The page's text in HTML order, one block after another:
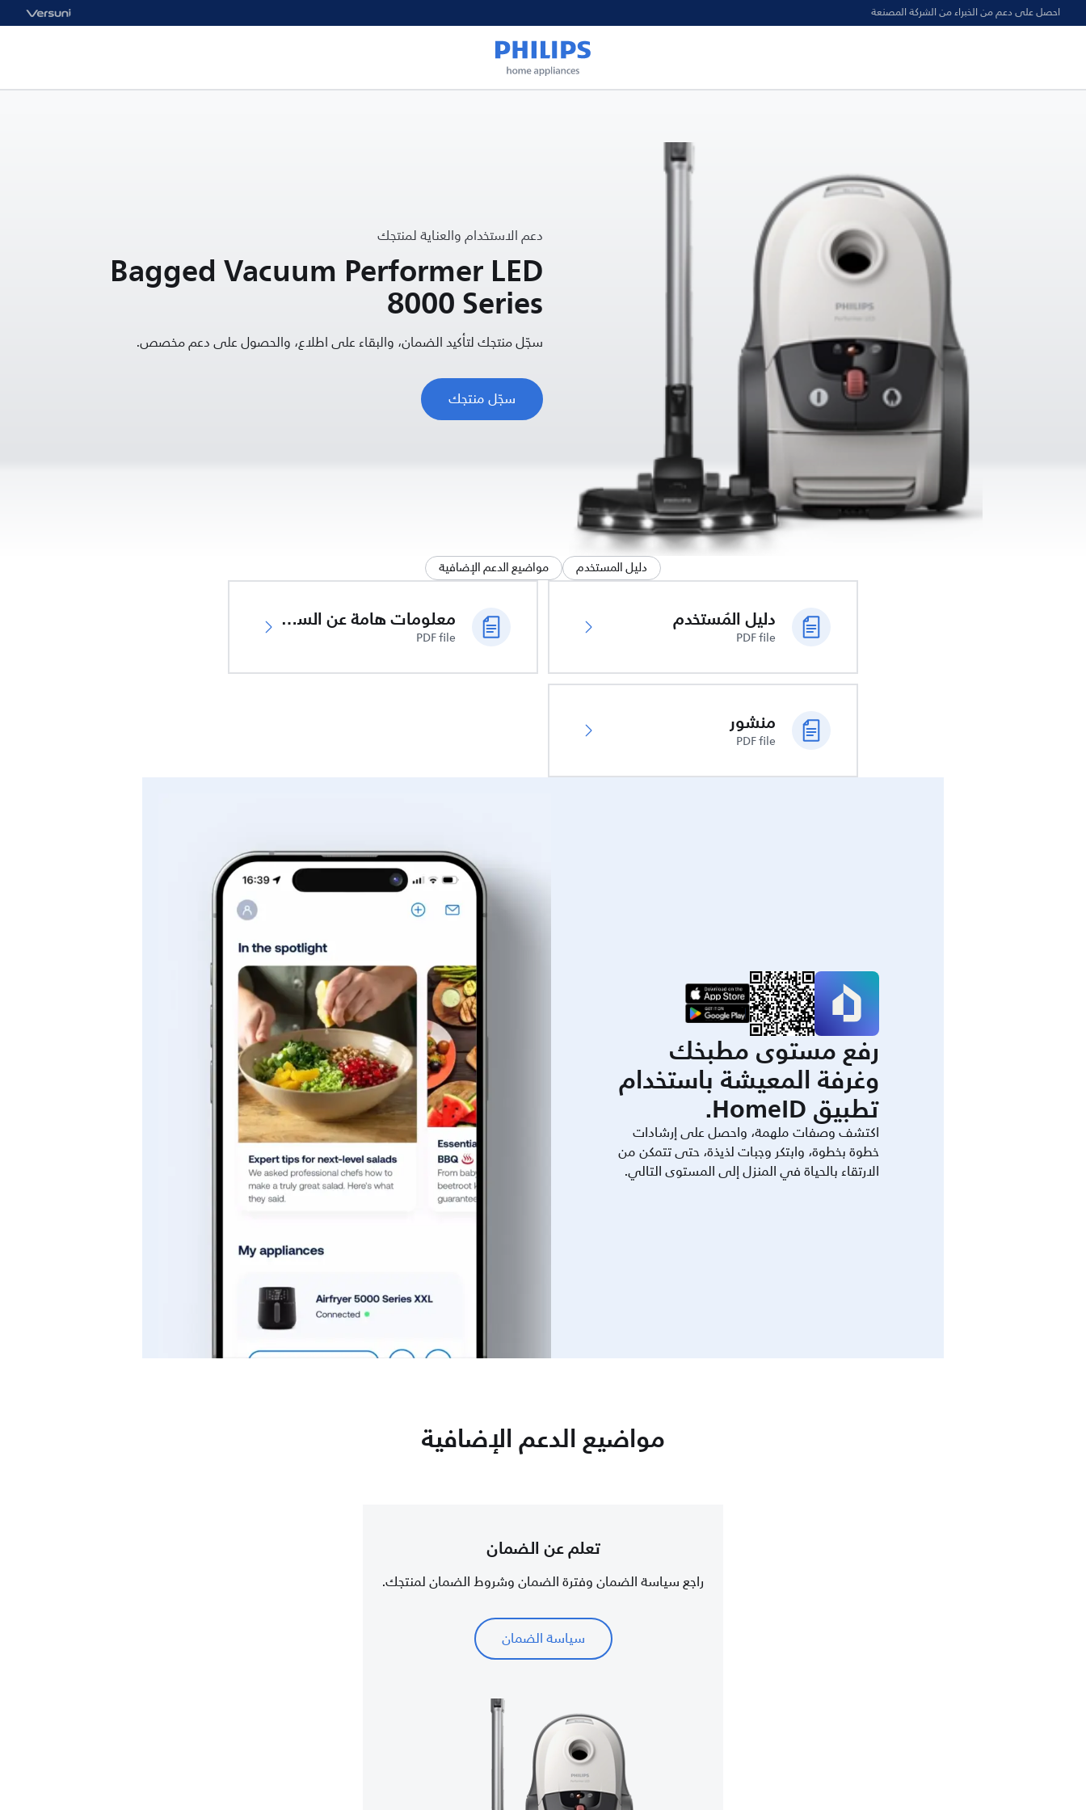
احصل على دعم من الخبراء من الشركة المصنعة
دعم الاستخدام والعناية لمنتجك
Bagged Vacuum Performer LED
8000 Series
سجّل منتجك لتأكيد الضمان، والبقاء على اطلاع، والحصول على دعم مخصص.
سجّل منتجك
دليل المستخدم مواضيع الدعم الإضافية
دليل المُستخدم
PDF file
معلومات هامة عن السلامة
PDF file
منشور
PDF file
رفع مستوى مطبخك
وغرفة المعيشة باستخدام
تطبيق HomeID.
اكتشف وصفات ملهمة، واحصل على إرشادات
خطوة بخطوة، وابتكر وجبات لذيذة، حتى تتمكن من
الارتقاء بالحياة في المنزل إلى المستوى التالي.
مواضيع الدعم الإضافية
تعلم عن الضمان
راجع سياسة الضمان وفترة الضمان وشروط الضمان لمنتجك.
سياسة الضمان